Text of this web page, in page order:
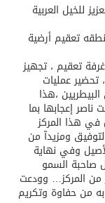
للخيل العربية
تعقيم أرضية
تعقيم ، تجهيز
تحضير عمليات
،هذا
إعجابها بما
في هذا المركز
ومزيدآ من
وفي نهاية
صاحبة السمو
من المركز… وودعت
من حفاوة وتكريم